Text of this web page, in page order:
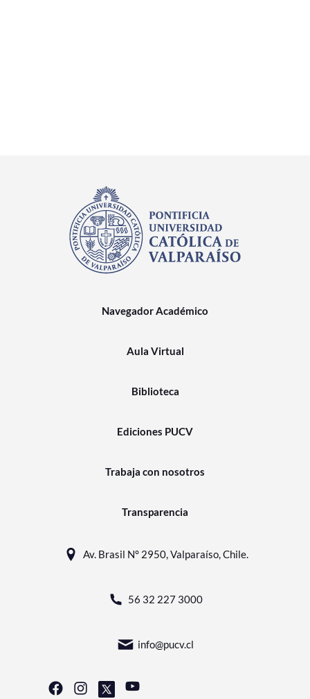
Navegador Académico
Aula Virtual
Biblioteca
Ediciones PUCV
Trabaja con nosotros
Transparencia
Av. Brasil N° 2950, Valparaíso, Chile.
56 32 227 3000
info@pucv.cl